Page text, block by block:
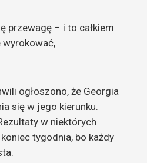
przewagę – i to całkiem
wyrokować,
ogłoszono, że Georgia
się w jego kierunku.
w niektórych
tygodnia, bo każdy